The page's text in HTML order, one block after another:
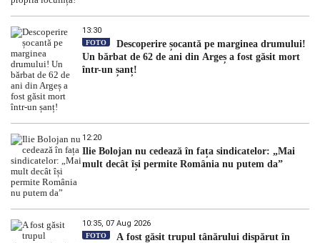
13:30
FOTO
Descoperire șocantă pe marginea drumului!
Un bărbat de 62 de ani din Argeș a fost găsit mort
într-un șanț!
12:20
Ilie Bolojan nu cedează în fața sindicatelor: „Mai
mult decât își permite România nu putem da”
10:35, 07 Aug 2026
FOTO
A fost găsit trupul tânărului dispărut în